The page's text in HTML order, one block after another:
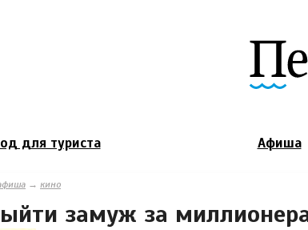
для туриста Афиша
→ кино
замуж за